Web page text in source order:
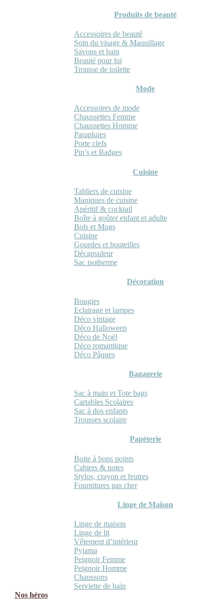
Produits de beauté
Accessoires de beauté
Soin du visage & Maquillage
Savons et bain
Beauté pour lui
Trousse de toilette
Mode
Accessoires de mode
Chaussettes Femme
Chaussettes Homme
Parapluies
Porte clefs
Pin’s et Badges
Cuisine
Tabliers de cuisine
Maniques de cuisine
Apéritif & cocktail
Boîte à goûter enfant et adulte
Bols et Mugs
Cuisine
Gourdes et bouteilles
Décapsuleur
Sac isotherme
Décoration
Bougies
Eclairage et lampes
Déco vintage
Déco Halloween
Déco de Noël
Déco romantique
Déco Pâques
Bagagerie
Sac à main et Tote bags
Cartables Scolaires
Sac à dos enfants
Trousses scolaire
Papèterie
Boite à bons points
Cahiers & notes
Stylos, crayon et feutres
Fournitures pas cher
Linge de Maison
Linge de maison
Linge de lit
Vêtement d’intérieur
Pyjama
Peignoir Femme
Peignoir Homme
Chaussons
Serviette de bain
Nos héros